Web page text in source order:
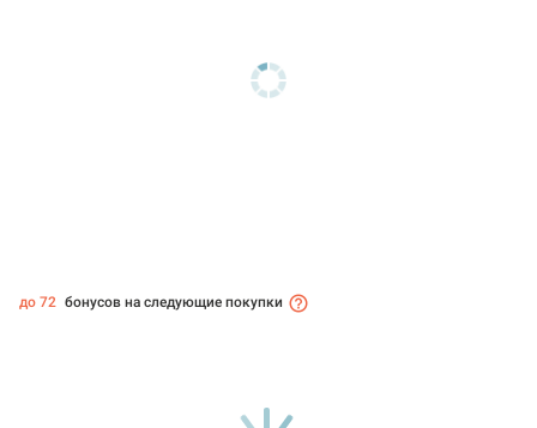
до 72 бонусов на следующие покупки